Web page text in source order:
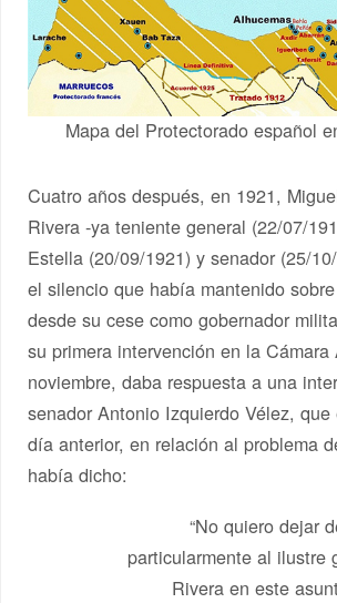
Mapa del Protectorado español
Cuatro años después, en 1921,
Rivera -ya teniente general (22/07/
Estella (20/09/1921) y senador (25/
el silencio que había mantenido
desde su cese como gobernador
su primera intervención en la
noviembre, daba respuesta a una
senador Antonio Izquierdo Vélez,
día anterior, en relación al problema
había dicho:
“No quiero dejar
particularmente al ilustre
Rivera en este